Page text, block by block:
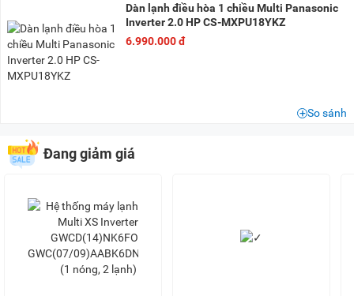
Dàn lạnh điều hòa 1 chiều Multi Panasonic
Inverter 2.0 HP CS-MXPU18YKZ
6.990.000 đ
So sánh
Đang giảm giá